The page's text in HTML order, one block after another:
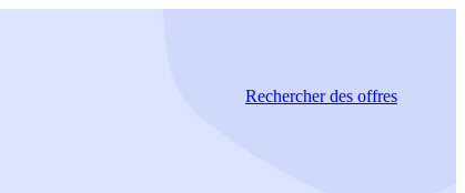
Rechercherdes offres